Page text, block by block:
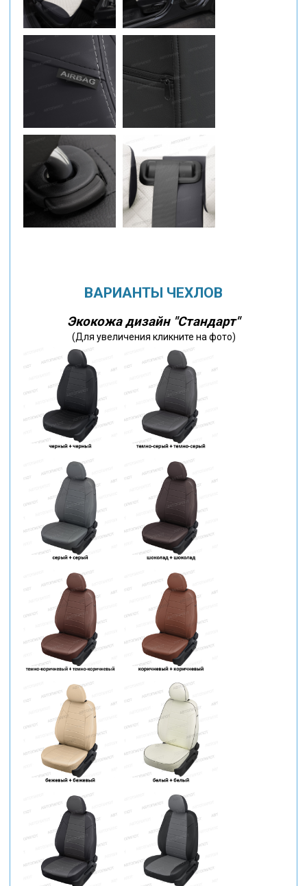
ВАРИАНТЫ ЧЕХЛОВ
Экокожа дизайн "Стандарт"
(Для увеличения кликните на фото)